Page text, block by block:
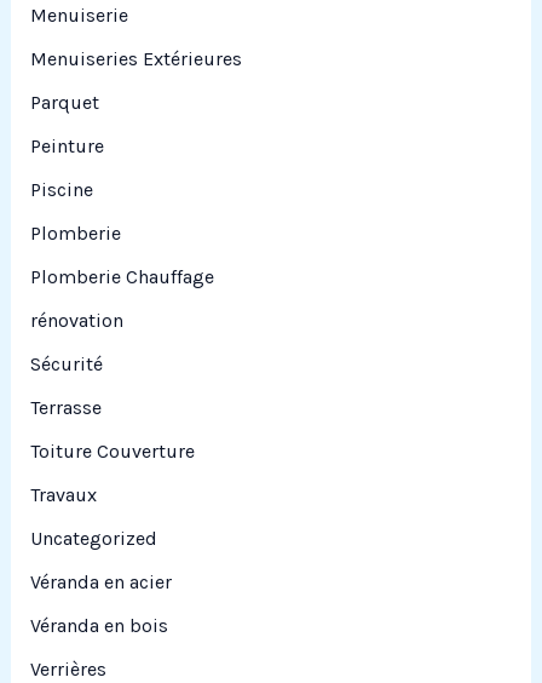
Menuiserie
Menuiseries Extérieures
Parquet
Peinture
Piscine
Plomberie
Plomberie Chauffage
rénovation
Sécurité
Terrasse
Toiture Couverture
Travaux
Uncategorized
Véranda en acier
Véranda en bois
Verrières